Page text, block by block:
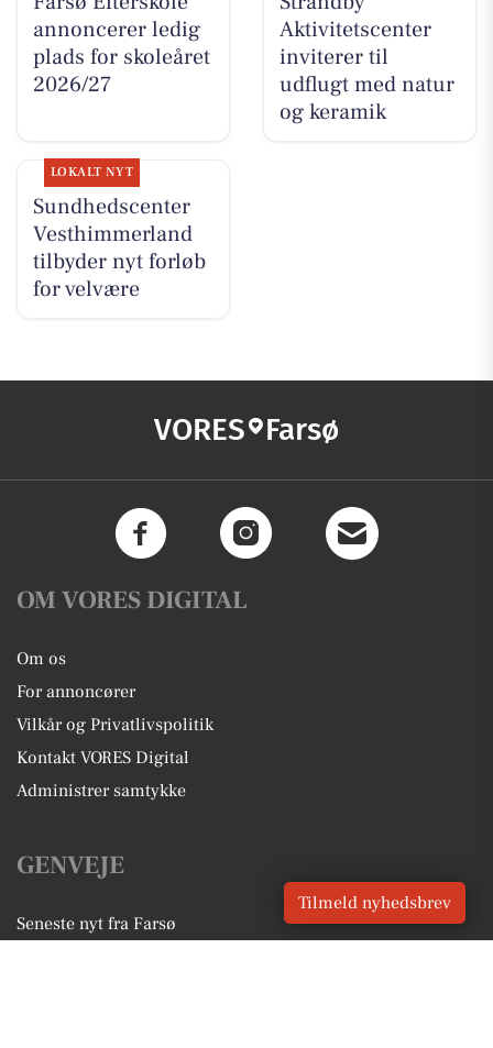
annoncerer ledig
plads for skoleåret
2026/27
Aktivitetscenter
inviterer til
udflugt med natur
og keramik
LOKALT NYT
Sundhedscenter
Vesthimmerland
tilbyder nyt forløb
for velvære
VORES Farsø
OM VORES DIGITAL
Om os
For annoncører
Vilkår og Privatlivspolitik
Kontakt VORES Digital
Administrer samtykke
GENVEJE
Seneste nyt fra Farsø
Tilmeld nyhedsbrev